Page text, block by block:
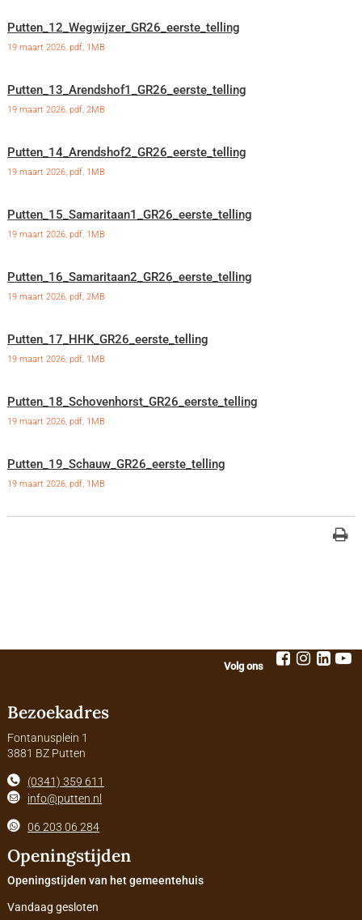
Putten_12_Wegwijzer_GR26_eerste_telling
19 maart 2026, pdf, 1MB
Putten_13_Arendshof1_GR26_eerste_telling
19 maart 2026, pdf, 2MB
Putten_14_Arendshof2_GR26_eerste_telling
19 maart 2026, pdf, 1MB
Putten_15_Samaritaan1_GR26_eerste_telling
19 maart 2026, pdf, 1MB
Putten_16_Samaritaan2_GR26_eerste_telling
19 maart 2026, pdf, 2MB
Putten_17_HHK_GR26_eerste_telling
19 maart 2026, pdf, 1MB
Putten_18_Schovenhorst_GR26_eerste_telling
19 maart 2026, pdf, 1MB
Putten_19_Schauw_GR26_eerste_telling
19 maart 2026, pdf, 1MB
Volg ons
Bezoekadres
Fontanusplein 1
3881 BZ Putten
(0341) 359 611
info@putten.nl
06 203 06 284
Openingstijden
Openingstijden van het gemeentehuis
Vandaag gesloten